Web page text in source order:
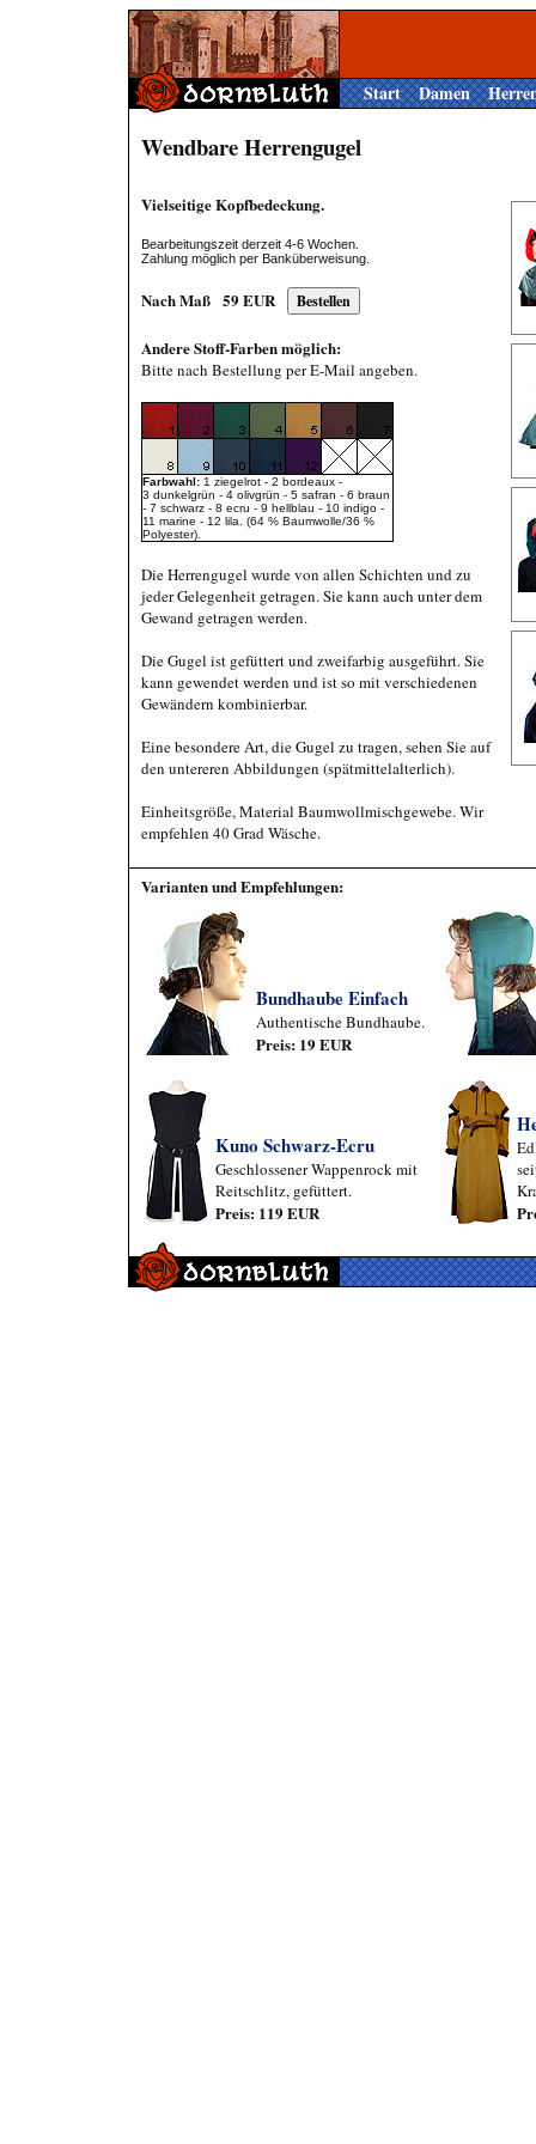
Start Damen
Wendbare Herrengugel
Vielseitige Kopfbedeckung.
Bearbeitungszeit derzeit 4-6 Wochen.
Zahlung möglich per Banküberweisung.
Nach Maß 59EUR
Andere Stoff-Farben möglich:
Bitte nach Bestellung per E-Mail angeben.
Farbwahl: 1 ziegelrot - 2 bordeaux -
3 dunkelgrün - 4 olivgrün - 5 safran - 6 braun
- 7 schwarz - 8 ecru - 9 hellblau - 10 indigo -
11 marine - 12 lila. (64 % Baumwolle/36 %
Polyester).
Die Herrengugel wurde von allen Schichten und zu
jeder Gelegenheit getragen. Sie kann auch unter dem
Gewand getragen werden.
Die Gugel ist gefüttert und zweifarbig ausgeführt. Sie
kann gewendet werden und ist so mit verschiedenen
Gewändern kombinierbar.
Eine besondere Art, die Gugel zu tragen, sehen Sie auf
den untereren Abbildungen (spätmittelalterlich).
Einheitsgröße, Material Baumwollmischgewebe. Wir
empfehlen 40 Grad Wäsche.
Varianten und Empfehlungen:
Bundhaube Einfach
Authentische Bundhaube.
Preis: 19 EUR
Kuno Schwarz-Ecru
Geschlossener Wappenrock mit
Reitschlitz, gefüttert.
Preis: 119 EUR